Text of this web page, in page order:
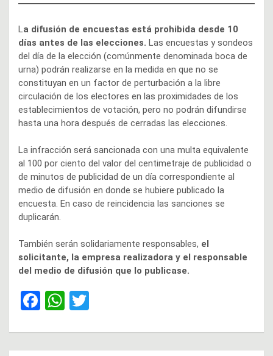
La difusión de encuestas está prohibida desde 10
días antes de las elecciones. Las encuestas y sondeos
del día de la elección (comúnmente denominada boca de
urna) podrán realizarse en la medida en que no se
constituyan en un factor de perturbación a la libre
circulación de los electores en las proximidades de los
establecimientos de votación, pero no podrán difundirse
hasta una hora después de cerradas las elecciones.
La infracción será sancionada con una multa equivalente
al 100 por ciento del valor del centimetraje de publicidad o
de minutos de publicidad de un día correspondiente al
medio de difusión en donde se hubiere publicado la
encuesta. En caso de reincidencia las sanciones se
duplicarán.
También serán solidariamente responsables, el
solicitante, la empresa realizadora y el responsable
del medio de difusión que lo publicase.
F
ce
W
at tt